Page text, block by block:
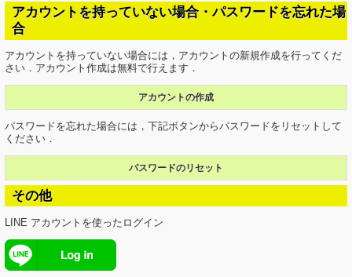
アカウントを持っていない場合・パスワードを忘れた場
合
アカウントを持っていない場合には，アカウントの新規作成を行ってくだ
さい．アカウント作成は無料で行えます．
アカウントの作成
パスワードを忘れた場合には，下記ボタンからパスワードをリセットして
ください．
パスワードのリセット
その他
LINE アカウントを使ったログイン